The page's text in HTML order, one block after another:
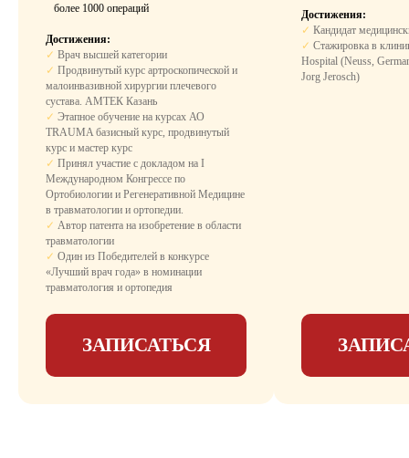
более 1000 операций
Достижения:
✓ Врач высшей категории
✓ Продвинутый курс артроскопической и
малоинвазивной хирургии плечевого
сустава. АМТЕК Казань
✓ Этапное обучение на курсах АО
TRAUMA базисный курс, продвинутый
курс и мастер курс
✓ Принял участие с докладом на I
Международном Конгрессе по
Ортобиологии и Регенеративной Медицине
в травматологии и ортопедии.
✓ Автор патента на изобретение в области
травматологии
✓ Один из Победителей в конкурсе
«Лучший врач года» в номинации
травматология и ортопедия
ЗАПИСАТЬСЯ
Достижения:
✓ Кандидат
✓ Стажировка в
Hospital (Neuss,
Jorg Jerosch)
Двухместная палата
Комфортное размещение с необходимыми
удобствами для восстановления после
операции.
День госпитализации - бесплатно, не
оплачивается палата и пребывание.
Что входит:
санузел
душевая кабина с гидромассажным
душем
удобная медицинская кровать с
пультом управления
LCD-телевизор
бесплатный Wi-Fi
кондиционер
3-х разовое питание
✓медикаментозное сопровождение